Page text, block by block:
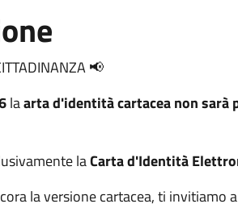
📢
laarta d'identità cartacea non sarà
laCarta d'Identità
la versione cartacea, ti invitiamo